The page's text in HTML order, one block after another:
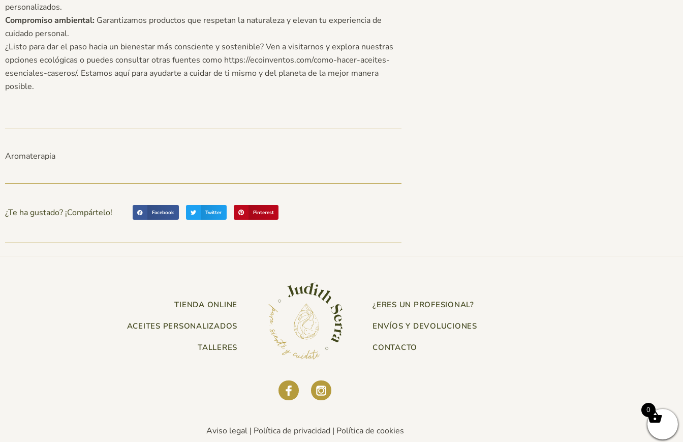
personalizados.
Compromiso ambiental: Garantizamos productos que respetan la naturaleza y elevan tu experiencia de
cuidado personal.
¿Listo para dar el paso hacia un bienestar más consciente y sostenible? Ven a visitarnos y explora nuestras
opciones ecológicas o puedes consultar otras fuentes como https://ecoinventos.com/como-hacer-aceites-
esenciales-caseros/. Estamos aquí para ayudarte a cuidar de ti mismo y del planeta de la mejor manera
posible.
Aromaterapia
¿Te ha gustado? ¡Compártelo! Facebook Twitter Pinterest
TIENDA ONLINE
ACEITES PERSONALIZADOS
TALLERES
¿ERES UN PROFESIONAL?
ENVÍOS Y DEVOLUCIONES
CONTACTO
Aviso legal| Política de privacidad| Política de cookies
0